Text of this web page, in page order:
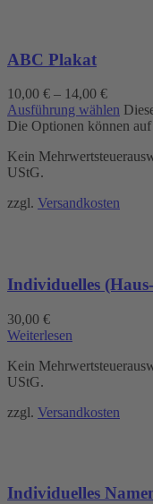
ABC Plakat
10,00 € – 14,00 €
Ausführung wählen
Die Optionen können
Kein
UStG.
zzgl. Versandkosten
Individuelles
30,00 €
Weiterlesen
Kein
UStG.
zzgl. Versandkosten
Individuelles